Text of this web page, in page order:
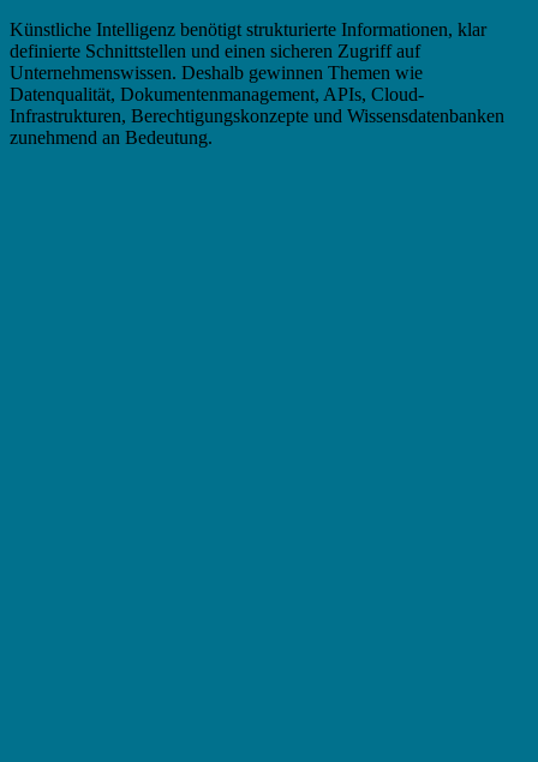
Künstliche Intelligenz benötigt strukturierte Informationen, klar
definierte Schnittstellen und einen sicheren Zugriff auf
Unternehmenswissen. Deshalb gewinnen Themen wie
Datenqualität, Dokumentenmanagement, APIs, Cloud-
Infrastrukturen, Berechtigungskonzepte und Wissensdatenbanken
zunehmend an Bedeutung.